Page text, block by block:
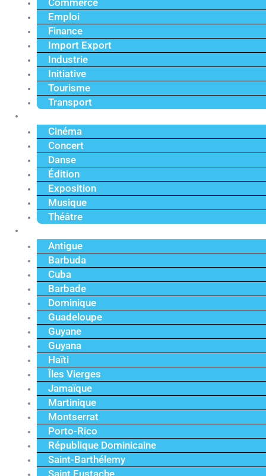
Commerce
Emploi
Finance
Import Export
Industrie
Initiative
Tourisme
Transport
Cinéma
Concert
Danse
Édition
Exposition
Musique
Théâtre
Antigue
Barbuda
Cuba
Barbade
Dominique
Guadeloupe
Guyane
Guyana
Haïti
Îles Vierges
Jamaïque
Martinique
Montserrat
Porto-Rico
République Dominicaine
Saint-Barthélemy